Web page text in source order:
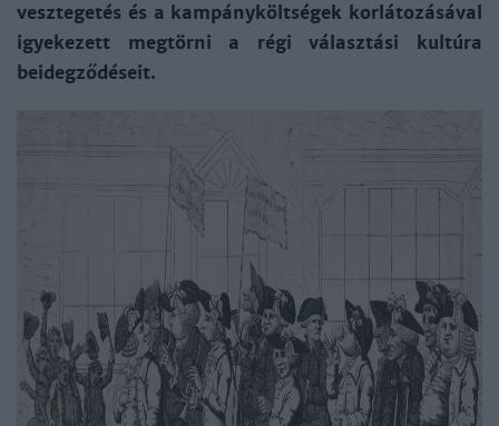
vesztegetés és a kampányköltségek korlátozásával
igyekezett megtörni a régi választási kultúra
beidegződéseit.